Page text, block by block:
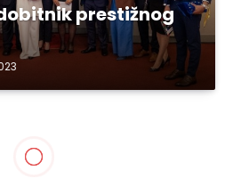
prestižnog